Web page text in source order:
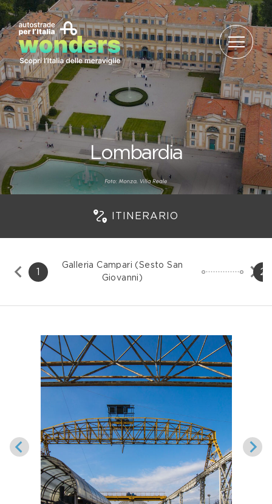
Salta al contenuto
Lombardia
ITINERARIO
1
Galleria Campari (Sesto San
Giovanni)
2